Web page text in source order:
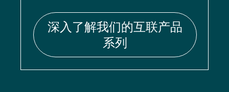
深入了解我们的互联产品
系列